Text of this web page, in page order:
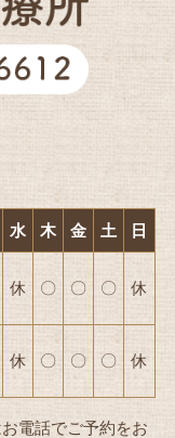
水 木 金 土 日
休 〇 〇 〇 休
休 〇 〇 〇 休
電話でご予約をお